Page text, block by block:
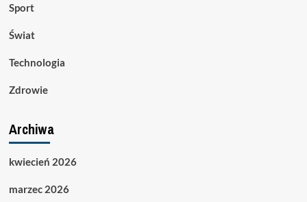
Sport
Świat
Technologia
Zdrowie
Archiwa
kwiecień 2026
marzec 2026